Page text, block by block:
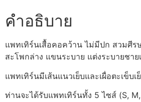
คำอธิบาย
แพทเทิร์นเสื้อคอคว้าน ไม่มีปก สวมศีร
สะโพกล่าง แขนระบาย แต่งระบายชาย
แพทเทิร์นมีเส้นแนวเย็บและเผื่อตะเข็บเ
ท่านจะได้รับแพทเทิร์นทั้ง 5 ไซส์ (S, M,